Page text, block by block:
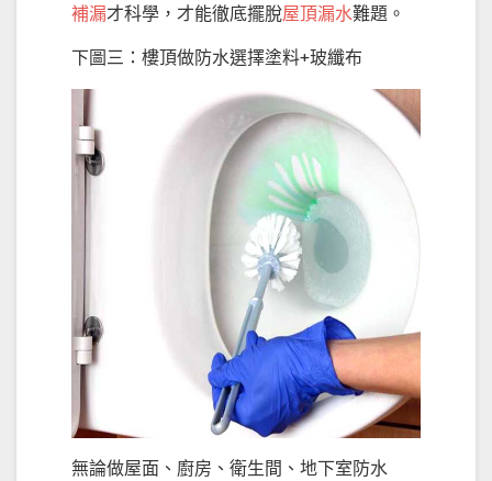
補漏才科學，才能徹底擺脫屋頂漏水難題。
下圖三：樓頂做防水選擇塗料+玻纖布
無論做屋面、廚房、衛生間、地下室防水